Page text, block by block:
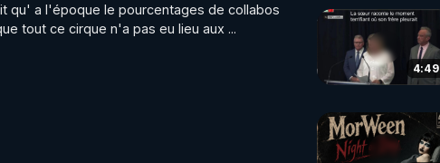
qu' a l'époque le pourcentages de collabos
tout ce cirque n'a pas eu lieu aux ...
4:49